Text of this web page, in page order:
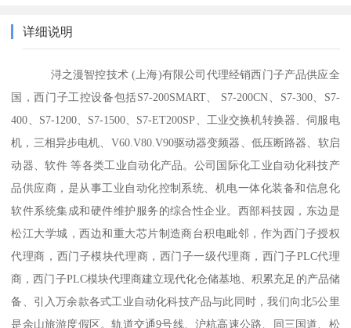
详细说明
浔之漫智控技术 (上海)有限公司代理经销西门子产品供应全
国，西门子工控设备包括S7-200SMART、 S7-200CN、S7-300、S7-
400、S7-1200、S7-1500、S7-ET200SP、工业交换机转换器、伺服电
机，三相异步电机、V60.V80.V90驱动器变频器、低压断路器、软启
动器、软件 等各类工业自动化产品。公司国际化工业自动化科技产
品供应商，是从事工业自动化控制系统、机电一体化装备和信息化
软件系统集成和硬件维护服务的综合性企业。西部科技园，东边是
松江大学城，西边和重大芯片制造商台积电毗邻，作为西门子授权
代理商，西门子模块代理商，西门子一级代理商，西门子PLC代理
商，西门子PLC模块代理商建立现代化仓储基地、积累充足的产品储
备、引入万余款各式工业自动化科技产品与此同时，我们向北5公里
是余山旅游度假区。轨道交通9号线、沪杭高速公路、同三国道、松